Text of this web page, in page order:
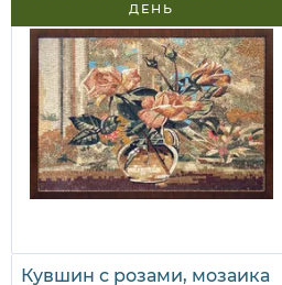
ДЕНЬ
Кувшин с розами, мозаика